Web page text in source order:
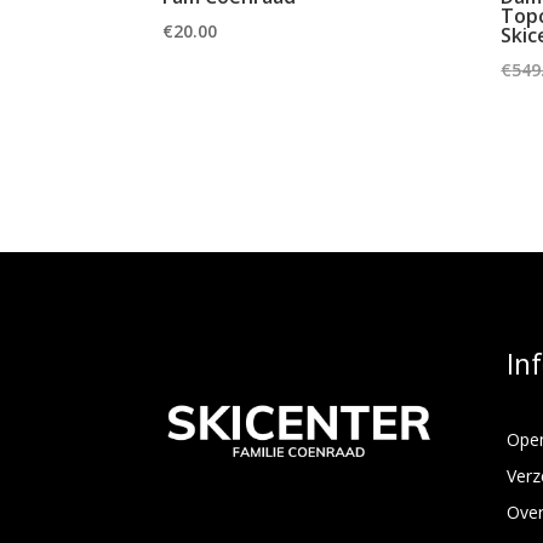
€20.00
€